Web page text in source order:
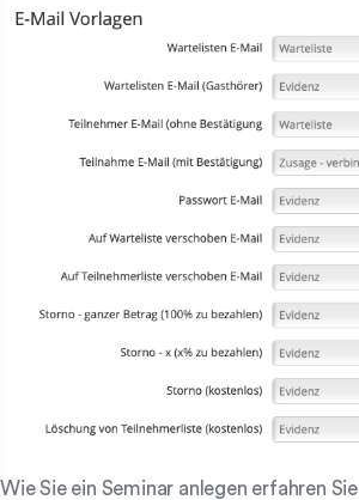
Wie Sie ein Seminar anlegen erfahren Sie